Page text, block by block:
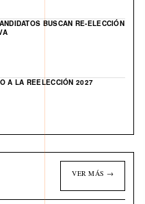
BUSCAN RE-ELECCIÓN
A LA REELECCIÓN 2027
VER MÁS →